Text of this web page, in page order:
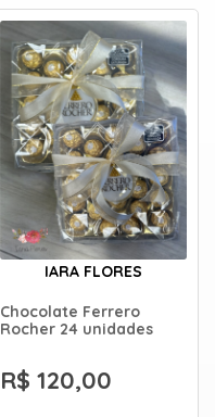
IARA FLORES
Chocolate Ferrero
Rocher 24 unidades
R$ 120,00